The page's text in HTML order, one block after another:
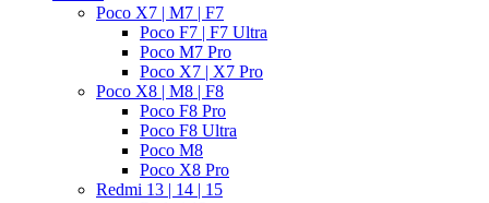
Poco X7 | M7 | F7
Poco F7 | F7 Ultra
Poco M7 Pro
Poco X7 | X7 Pro
Poco X8 | M8 | F8
Poco F8 Pro
Poco F8 Ultra
Poco M8
Poco X8 Pro
Redmi 13 | 14 | 15